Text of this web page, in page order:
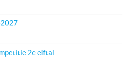
2027
2e elftal